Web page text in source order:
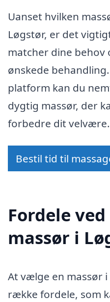
Uanset hvilken
Løgstør, er det
matcher dine behov
ønskede
platform kan du
dygtig massør, der
forbedre dit velvære.
Bestil tid til
Fordele
massør i
At vælge en massør
række fordele, som